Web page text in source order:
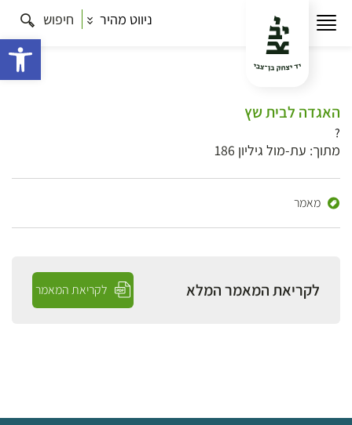
ניווט מהיר חיפוש
האגדה לבית שץ
?
מתוך: עת-מול גיליון 186
מאמר
לקריאת המאמר המלא לקריאת המאמר